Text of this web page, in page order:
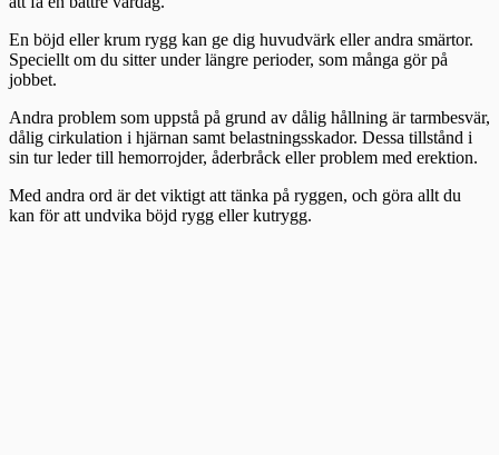
En böjd eller krum rygg kan ge dig huvudvärk eller andra smärtor.
Speciellt om du sitter under längre perioder, som många gör på
jobbet.
Andra problem som uppstå på grund av dålig hållning är tarmbesvär,
dålig cirkulation i hjärnan samt belastningsskador. Dessa tillstånd i
sin tur leder till hemorrojder, åderbråck eller problem med erektion.
Med andra ord är det viktigt att tänka på ryggen, och göra allt du
kan för att undvika böjd rygg eller kutrygg.